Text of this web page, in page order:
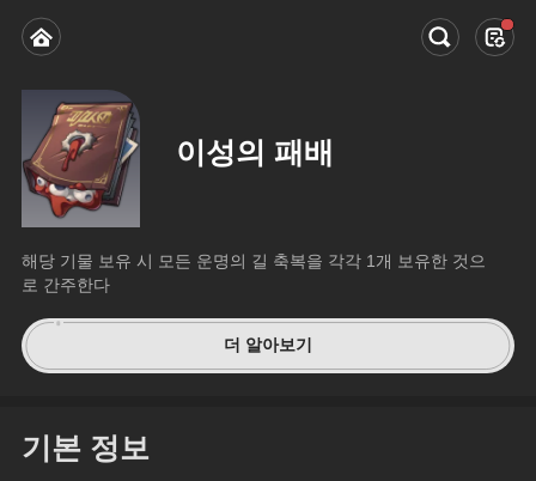
이성의 패배
해당 기물 보유 시 모든 운명의 길 축복을 각각 1개 보유한 것으
로 간주한다
더 알아보기
기본 정보